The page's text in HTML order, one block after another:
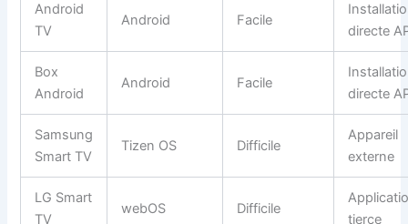
Android
TV
Android Facile
directe
Box
Android
Android Facile
directe
Samsung
Smart TV
Tizen OS Difficile
Appareil
externe
LG Smart
TV
webOS Difficile
tierce